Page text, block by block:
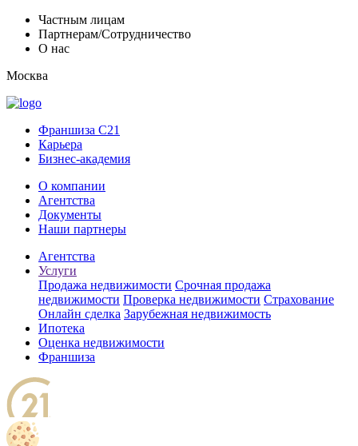
Частным лицам
Партнерам/Сотрудничество
О нас
Москва
Франшиза C21
Карьера
Бизнес-академия
О компании
Агентства
Документы
Наши партнеры
Агентства
Услуги
Продажа недвижимости Срочная продажа
недвижимости Проверка недвижимости Страхование
Онлайн сделка Зарубежная недвижимость
Ипотека
Оценка недвижимости
Франшиза